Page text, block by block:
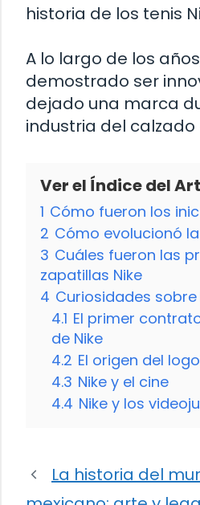
historia de los tenis
A lo largo de los
demostrado ser
dejado una marca
industria del
Ver el Índice del
1 Cómo fueron los
2 Cómo evolucionó
3 Cuáles fueron las
zapatillas Nike
4 Curiosidades sobre
4.1 El primer
de Nike
4.2 El origen del
4.3 Nike y el cine
4.4 Nike y los
La historia del